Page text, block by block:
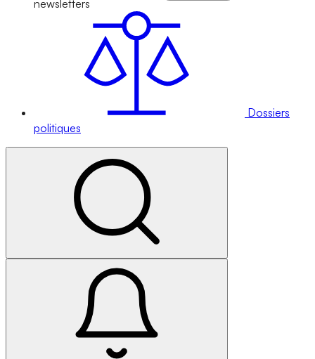
newsletters
Dossiers
politiques